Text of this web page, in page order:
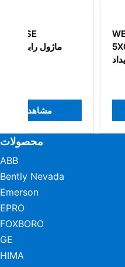
WESTINGHOUSE
5X00357G04 ماژول تماس
ورودی رویداد Ovation
محصولات
ABB
Bently Nevada
Emerson
EPRO
FOXBORO
GE
HIMA